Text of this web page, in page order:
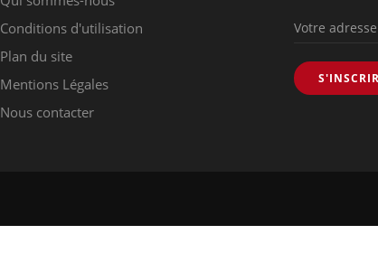
Conditions d'utilisation
Plan du site
Mentions Légales
Nous contacter